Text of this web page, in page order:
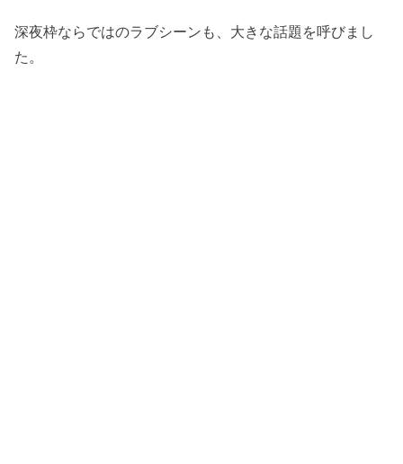
深夜枠ならではのラブシーンも、大きな話題を呼びまし
た。